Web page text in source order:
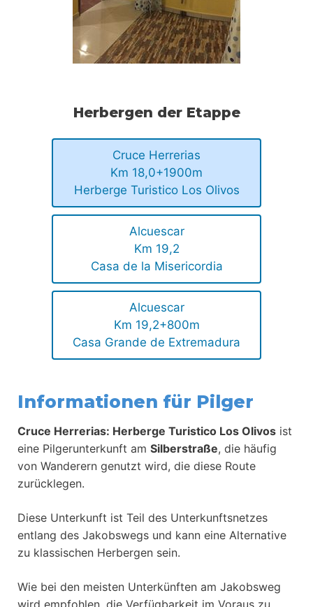
Herbergen der Etappe
Cruce Herrerias
Km 18,0+1900m
Herberge Turistico Los Olivos
Alcuescar
Km 19,2
Casa de la Misericordia
Alcuescar
Km 19,2+800m
Casa Grande de Extremadura
Informationen für Pilger
Cruce Herrerias: Herberge Turistico Los Olivos ist
eine Pilgerunterkunft am Silberstraße, die häufig
von Wanderern genutzt wird, die diese Route
zurücklegen.
Diese Unterkunft ist Teil des Unterkunftsnetzes
entlang des Jakobswegs und kann eine Alternative
zu klassischen Herbergen sein.
Wie bei den meisten Unterkünften am Jakobsweg
wird empfohlen, die Verfügbarkeit im Voraus zu